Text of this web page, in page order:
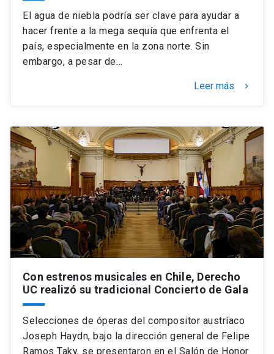
El agua de niebla podría ser clave para ayudar a
hacer frente a la mega sequía que enfrenta el
país, especialmente en la zona norte. Sin
embargo, a pesar de…
Leer más keyboard_arrow_right
Con estrenos musicales en Chile, Derecho
UC realizó su tradicional Concierto de Gala
Selecciones de óperas del compositor austríaco
Joseph Haydn, bajo la dirección general de Felipe
Ramos Taky, se presentaron en el Salón de Honor